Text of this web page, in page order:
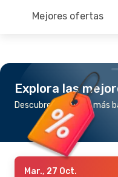
Mejores ofertas
Explora las
Descubre los vuelos más
Mar., 27 Oct.